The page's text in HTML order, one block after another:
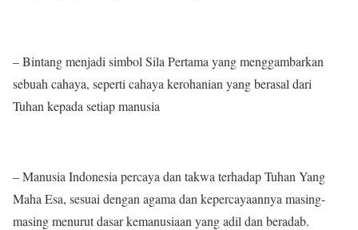
– Bintang menjadi simbol Sila Pertama yang menggambarkan
sebuah cahaya, seperti cahaya kerohanian yang berasal dari
Tuhan kepada setiap manusia
– Manusia Indonesia percaya dan takwa terhadap Tuhan Yang
Maha Esa, sesuai dengan agama dan kepercayaannya masing-
masing menurut dasar kemanusiaan yang adil dan beradab.